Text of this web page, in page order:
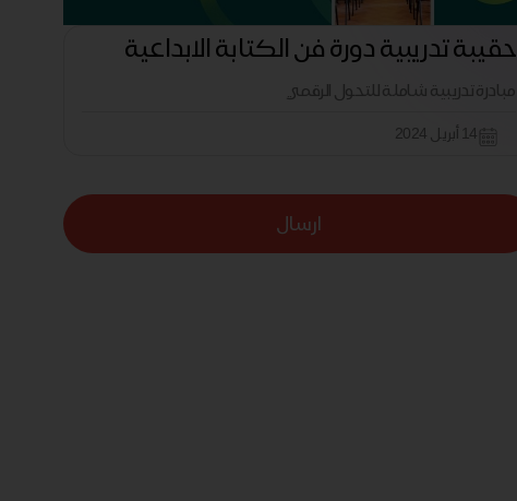
حقيبة تدريبية دورة فن الكتابة الابداعية
مبادرة تدريبية شاملة للتحول الرقمي
14 أبريل 2024
ارسال